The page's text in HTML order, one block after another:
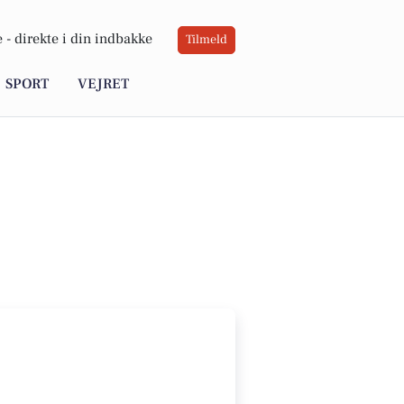
- direkte i din indbakke Tilmeld
SPORT VEJRET